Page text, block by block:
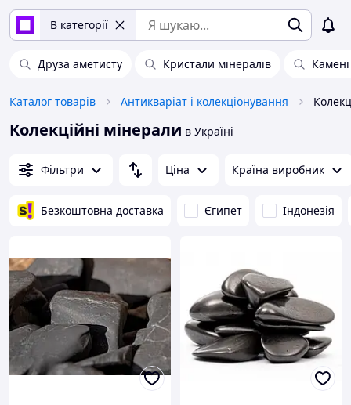
В категорії
Друза аметисту Кристали мінералів
Каталог товарів Антикваріат і колекціонування
Колекційні мінерали в Україні
Фільтри Ціна Країна виробник
Безкоштовна доставка Єгипет Індонезія